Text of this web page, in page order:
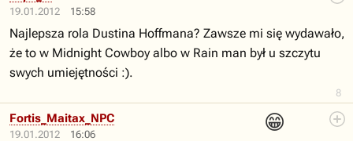
19.01.2012 15:58
8
Najlepsza rola Dustina Hoffmana? Zawsze mi się wydawało,
że to w Midnight Cowboy albo w Rain man był u szczytu
swych umiejętności :).
19.01.2012 16:06
😁
Fortis_Maitax_NPC